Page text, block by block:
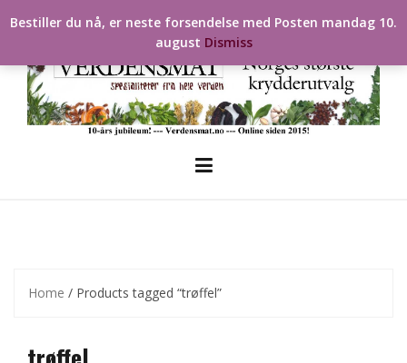
to
Home / Products tagged “trøffel”
Bestiller du nå, er neste forsendelse med Posten mandag 10.
august Dismiss